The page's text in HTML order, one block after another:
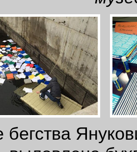
бегства